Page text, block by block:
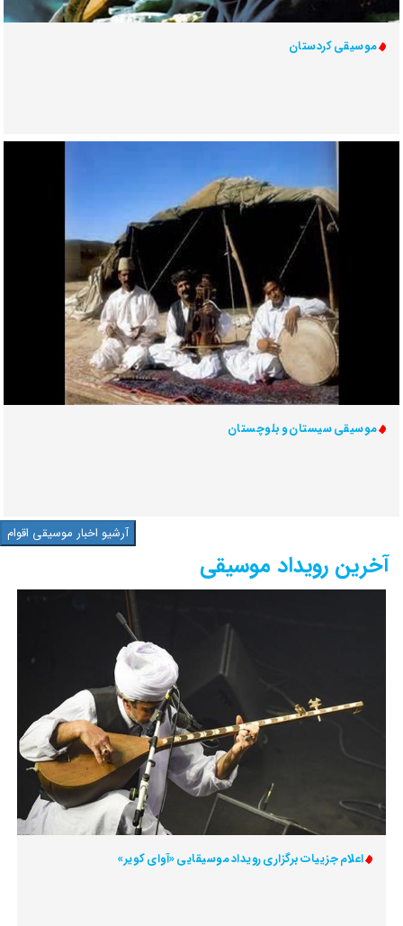
موسیقی کردستان
موسیقی سیستان و بلوچستان
آرشیو اخبار موسیقی اقوام
آخرین رویداد موسیقی
اعلام جزییات برگزاری رویداد موسیقایی «آوای کویر»